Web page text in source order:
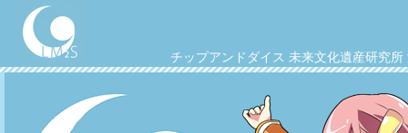
チップアンドダイス 未来文化遺産研究所